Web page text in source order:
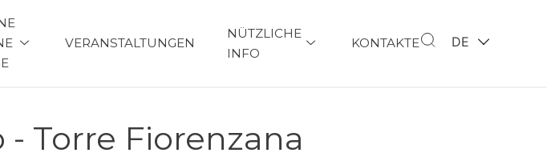
VERANSTALTUNGEN
NÜTZLICHE
INFO
KONTAKTE DE
Torre Fiorenzana